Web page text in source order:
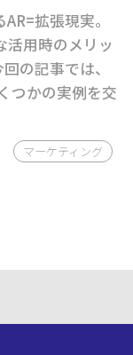
拡張現実。
活用時のメリッ
の記事では、
つかの実例を交
マーケティング